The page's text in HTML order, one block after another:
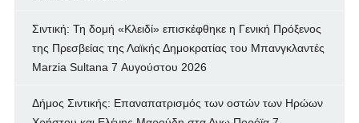
Σιντική: Τη δομή «Κλειδί» επισκέφθηκε η Γενική Πρόξενος
της Πρεσβείας της Λαϊκής Δημοκρατίας του Μπανγκλαντές
Marzia Sultana 7 Αυγούστου 2026
Δήμος Σιντικής: Επαναπατρισμός των oστών των Ηρώων